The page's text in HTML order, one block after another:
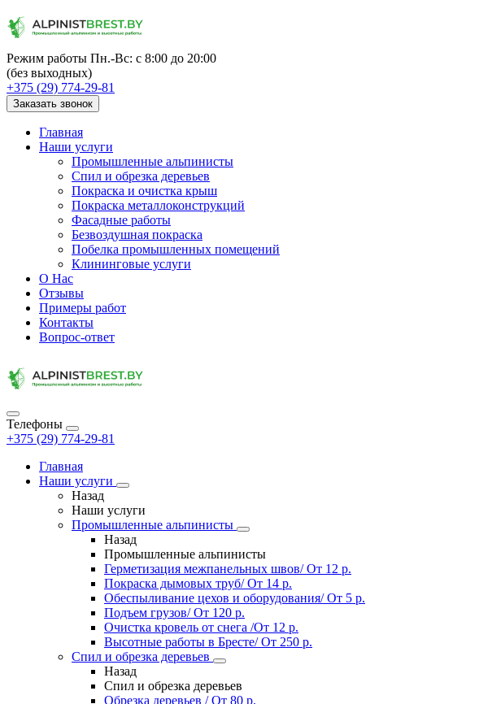
Режим работы Пн.-Вс: с 8:00 до 20:00
(без выходных)
+375 (29) 774-29-81
Заказать звонок
Главная
Наши услуги
Промышленные альпинисты
Спил и обрезка деревьев
Покраска и очистка крыш
Покраска металлоконструкций
Фасадные работы
Безвоздушная покраска
Побелка промышленных помещений
Клининговые услуги
О Нас
Отзывы
Примеры работ
Контакты
Вопрос-ответ
Телефоны
+375 (29) 774-29-81
Главная
Наши услуги
Назад
Наши услуги
Промышленные альпинисты
Назад
Промышленные альпинисты
Герметизация межпанельных швов/ От 12 р.
Покраска дымовых труб/ От 14 р.
Обеспыливание цехов и оборудования/ От 5 р.
Подъем грузов/ От 120 р.
Очистка кровель от снега /От 12 р.
Высотные работы в Бресте/ От 250 р.
Спил и обрезка деревьев
Назад
Спил и обрезка деревьев
Обрезка деревьев / От 80 р.